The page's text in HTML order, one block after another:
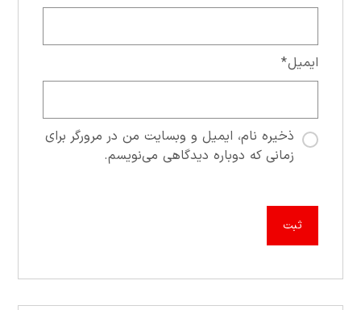
ایمیل*
ذخیره نام، ایمیل و وبسایت من در مرورگر برای
زمانی که دوباره دیدگاهی می‌نویسم.